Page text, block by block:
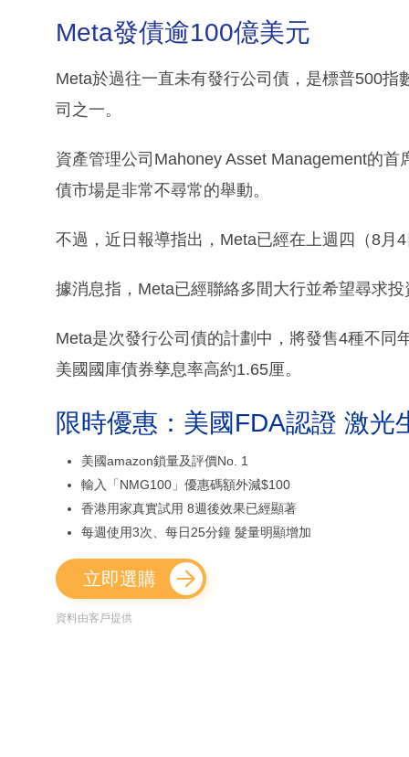
Meta發債逾100億美元
Meta於過往一直未有發行公司債，是標普500
司之一。
資產管理公司Mahoney Asset Management的
債市場是非常不尋常的舉動。
不過，近日報導指出，Meta已經在上週四（8月
據消息指，Meta已經聯絡多間大行並希望尋求
Meta是次發行公司債的計劃中，將發售4種不同
美國國庫債券孳息率高約1.65厘。
限時優惠：美國FDA認證 激光
美國amazon鎖量及評價No. 1
輸入「NMG100」優惠碼額外減$100
香港用家真實試用 8週後效果已經顯著
每週使用3次、每日25分鐘 髮量明顯增加
立即選購
資料由客戶提供